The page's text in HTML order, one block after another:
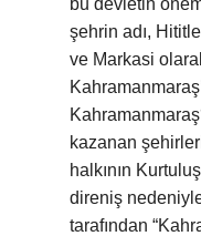
bu devletin
şehrin adı,
ve Markasi
kazanan
halkının
direniş
tarafından